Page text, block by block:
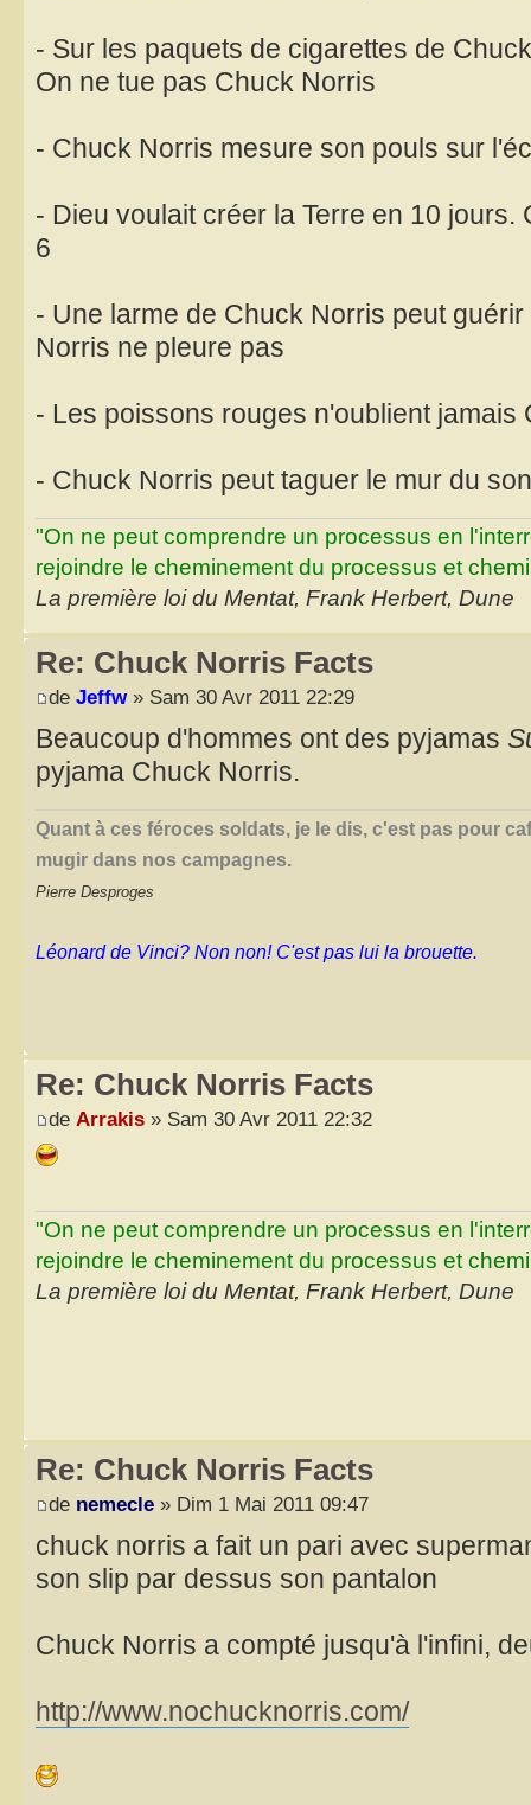
- Sur les paquets de cigarettes de
On ne tue pas Chuck Norris
- Chuck Norris mesure son pouls sur
- Dieu voulait créer la Terre en 10
6
- Une larme de Chuck Norris peut
Norris ne pleure pas
- Les poissons rouges n'oublient jamais
- Chuck Norris peut taguer le mur du son
"On ne peut comprendre un processus en
rejoindre le cheminement du processus et
La première loi du Mentat, Frank Herbert, Dune
Re: Chuck Norris Facts
de Jeffw» Sam 30 Avr 2011 22:29
Beaucoup d'hommes ont des pyjamas
pyjama Chuck Norris.
Quant à ces féroces soldats, je le dis, c'est pas pour
mugir dans nos campagnes.
Pierre Desproges
Léonard de Vinci? Non non! C'est pas lui la brouette.
Re: Chuck Norris Facts
de Arrakis » Sam 30 Avr 2011 22:32
"On ne peut comprendre un processus en
rejoindre le cheminement du processus et
La première loi du Mentat, Frank Herbert, Dune
Re: Chuck Norris Facts
de nemecle » Dim 1 Mai 2011 09:47
chuck norris a fait un pari avec
son slip par dessus son pantalon
Chuck Norris a compté jusqu'à l'infini,
http://www.nochucknorris.com/